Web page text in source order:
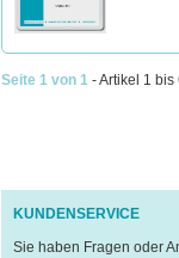
Seite 1 von 1 - Artikel 1
KUNDENSERVICE
Sie haben Fragen oder